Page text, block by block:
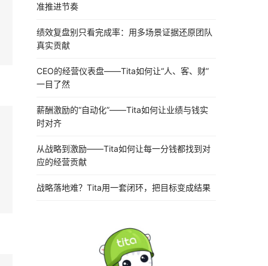
准推进节奏
绩效复盘别只看完成率：用多场景证据还原团队
真实贡献
CEO的经营仪表盘——Tita如何让“人、客、财”
一目了然
薪酬激励的“自动化”——Tita如何让业绩与钱实
时对齐
从战略到激励——Tita如何让每一分钱都找到对
应的经营贡献
战略落地难？Tita用一套闭环，把目标变成结果